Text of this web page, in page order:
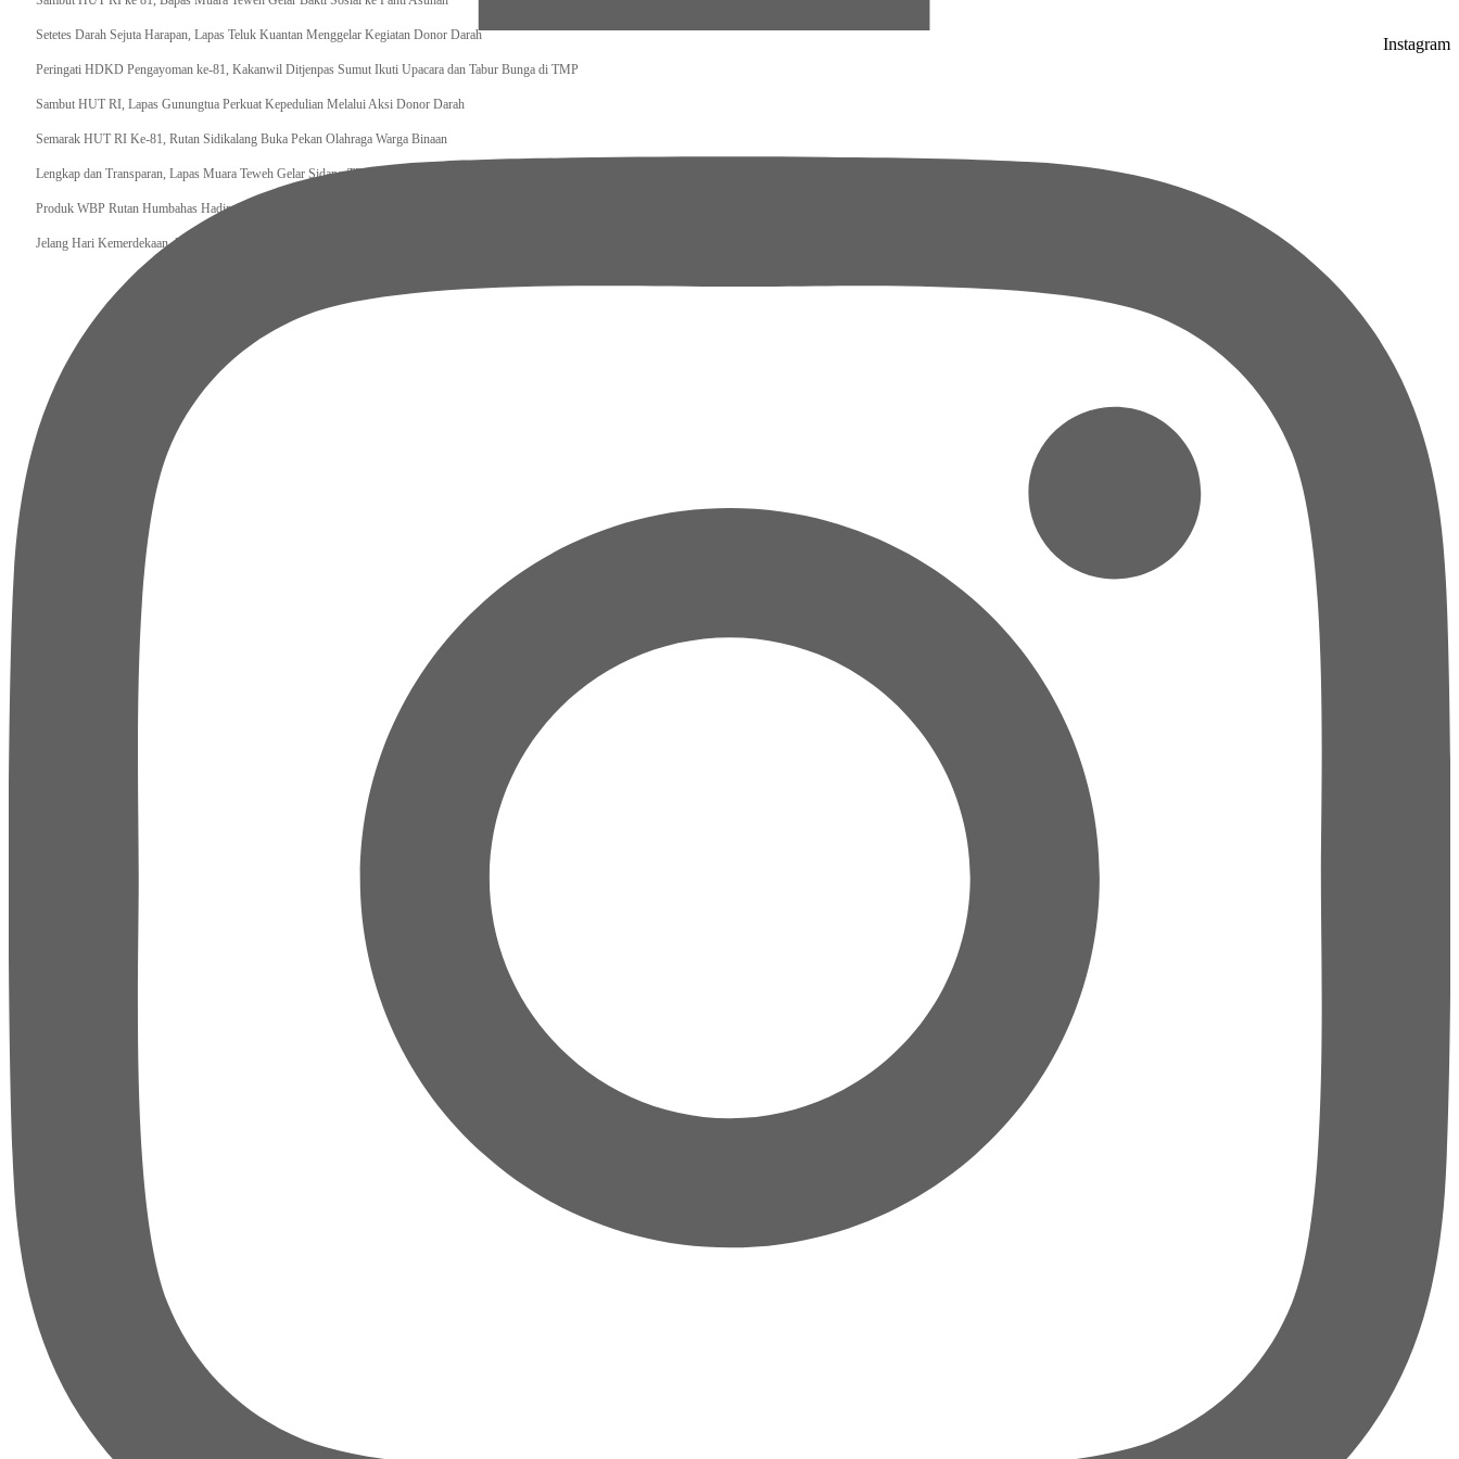
Setetes Darah Sejuta Harapan, Lapas Teluk Kuantan Menggelar Kegiatan Donor Darah
Peringati HDKD Pengayoman ke-81, Kakanwil Ditjenpas Sumut Ikuti Upacara dan Tabur Bunga di TMP
Sambut HUT RI, Lapas Gunungtua Perkuat Kepedulian Melalui Aksi Donor Darah
Semarak HUT RI Ke-81, Rutan Sidikalang Buka Pekan Olahraga Warga Binaan
Lengkap dan Transparan, Lapas Muara Teweh Gelar Sidang TPP Integrasi 16 WBP
Produk WBP Rutan Humbahas Hadir di Kantor Pelayanan Imigrasi, Bukti Pembinaan Semakin Berkualitas
Jelang Hari Kemerdekaan, Lapas Gunungsitoli Perkuat Deteksi Dini
Instagram